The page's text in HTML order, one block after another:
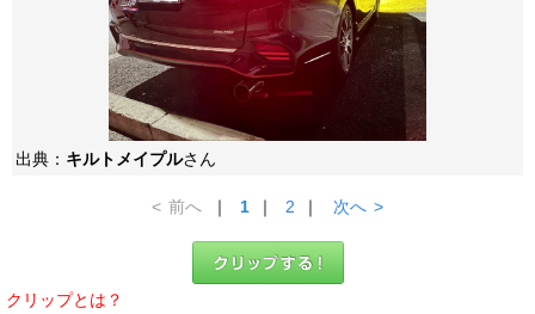
出典： キルトメイプルさん
< 前へ ｜ 1 ｜ 2 ｜ 次へ >
クリップとは？